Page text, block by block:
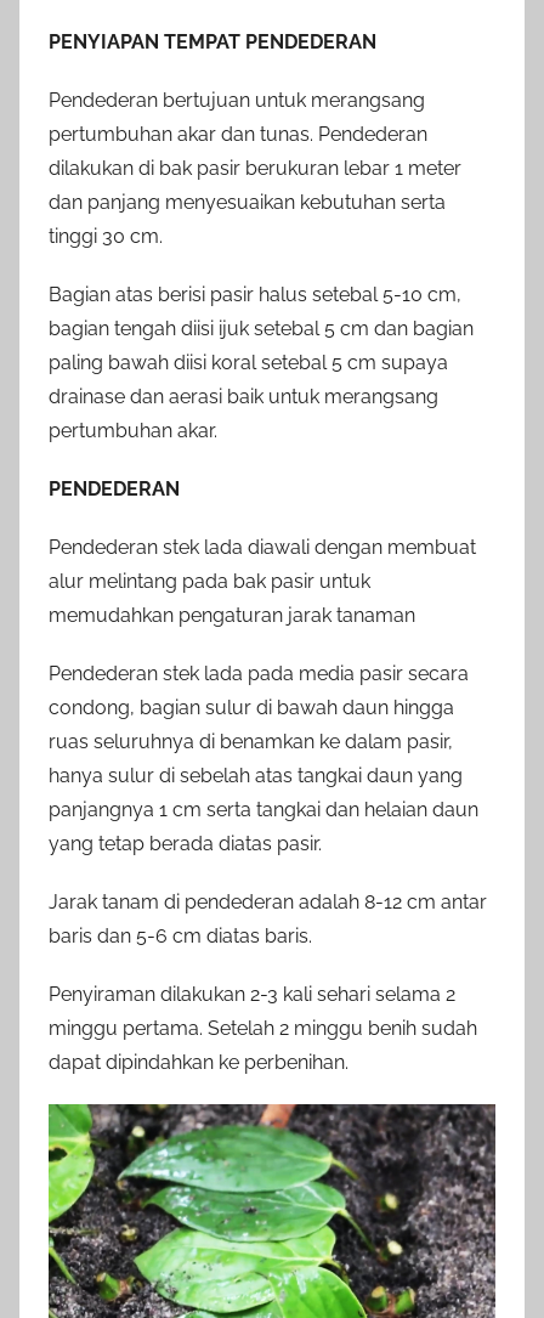
PENYIAPAN TEMPAT PENDEDERAN
Pendederan bertujuan untuk merangsang
pertumbuhan akar dan tunas. Pendederan
dilakukan di bak pasir berukuran lebar 1 meter
dan panjang menyesuaikan kebutuhan serta
tinggi 30 cm.
Bagian atas berisi pasir halus setebal 5-10 cm,
bagian tengah diisi ijuk setebal 5 cm dan bagian
paling bawah diisi koral setebal 5 cm supaya
drainase dan aerasi baik untuk merangsang
pertumbuhan akar.
PENDEDERAN
Pendederan stek lada diawali dengan membuat
alur melintang pada bak pasir untuk
memudahkan pengaturan jarak tanaman
Pendederan stek lada pada media pasir secara
condong, bagian sulur di bawah daun hingga
ruas seluruhnya di benamkan ke dalam pasir,
hanya sulur di sebelah atas tangkai daun yang
panjangnya 1 cm serta tangkai dan helaian daun
yang tetap berada diatas pasir.
Jarak tanam di pendederan adalah 8-12 cm antar
baris dan 5-6 cm diatas baris.
Penyiraman dilakukan 2-3 kali sehari selama 2
minggu pertama. Setelah 2 minggu benih sudah
dapat dipindahkan ke perbenihan.